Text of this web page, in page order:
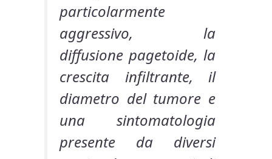
particolarmente
aggressivo, la
diffusione pagetoide, la
crescita infiltrante, il
diametro del tumore e
una sintomatologia
presente da diversi